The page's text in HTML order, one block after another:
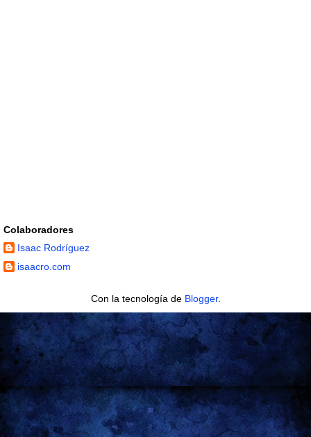
Colaboradores
Isaac Rodríguez
isaacro.com
Con la tecnología de Blogger.